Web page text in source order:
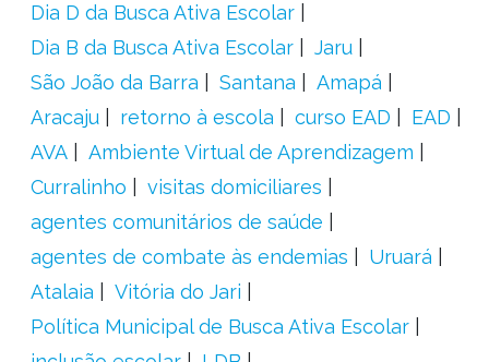
Dia D da Busca Ativa Escolar
Dia B da Busca Ativa Escolar
Jaru
São João da Barra
Santana
Amapá
Aracaju
retorno à escola curso EAD
EAD
AVA
Ambiente Virtual de Aprendizagem
Curralinho
visitas domiciliares
agentes comunitários de saúde
agentes de combate às endemias
Uruará
Atalaia
Vitória do Jari
Política Municipal de Busca Ativa Escolar